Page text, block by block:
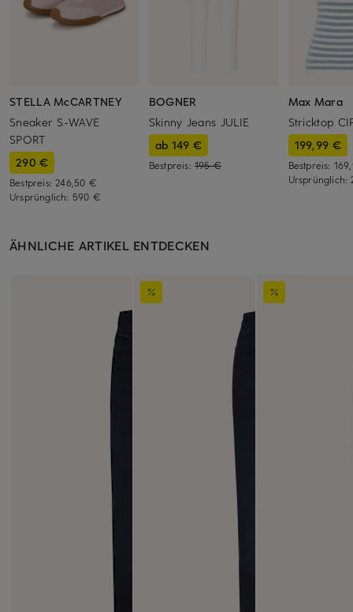
STELLA McCARTNEY
Sneaker S-WAVE
SPORT
290 €
Bestpreis:246,50 €
Ursprünglich: 590 €
BOGNER
Skinny Jeans JULIE
ab 149 €
Bestpreis: 195 €
Max Mara
Stricktop
199,99 €
Bestpreis:
Ursprünglich:
ÄHNLICHE ARTIKEL ENTDECKEN